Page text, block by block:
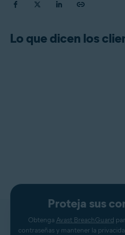
Lo que dicen los
Proteja sus
Obtenga Avast BreachGuard
contraseñas y mantener la